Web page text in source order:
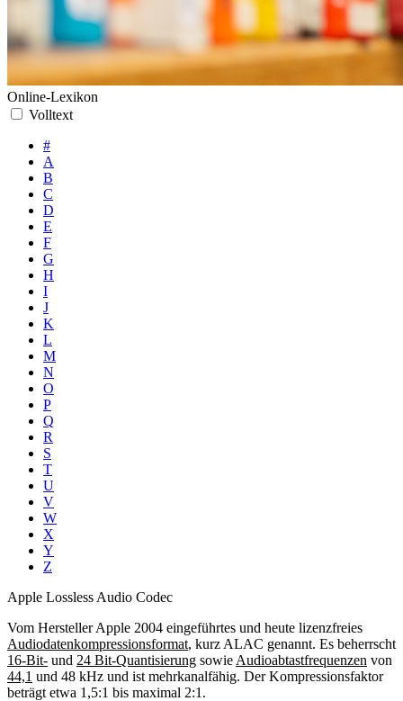
Online-Lexikon
Volltext
#
A
B
C
D
E
F
G
H
I
J
K
L
M
N
O
P
Q
R
S
T
U
V
W
X
Y
Z
Apple Lossless Audio Codec
Vom Hersteller Apple 2004 eingeführtes und heute lizenzfreies
Audiodatenkompressionsformat, kurz ALAC genannt. Es beherrscht
16-Bit- und 24 Bit-Quantisierung sowie Audioabtastfrequenzen von
44,1 und 48 kHz und ist mehrkanalfähig. Der Kompressionsfaktor
beträgt etwa 1,5:1 bis maximal 2:1.